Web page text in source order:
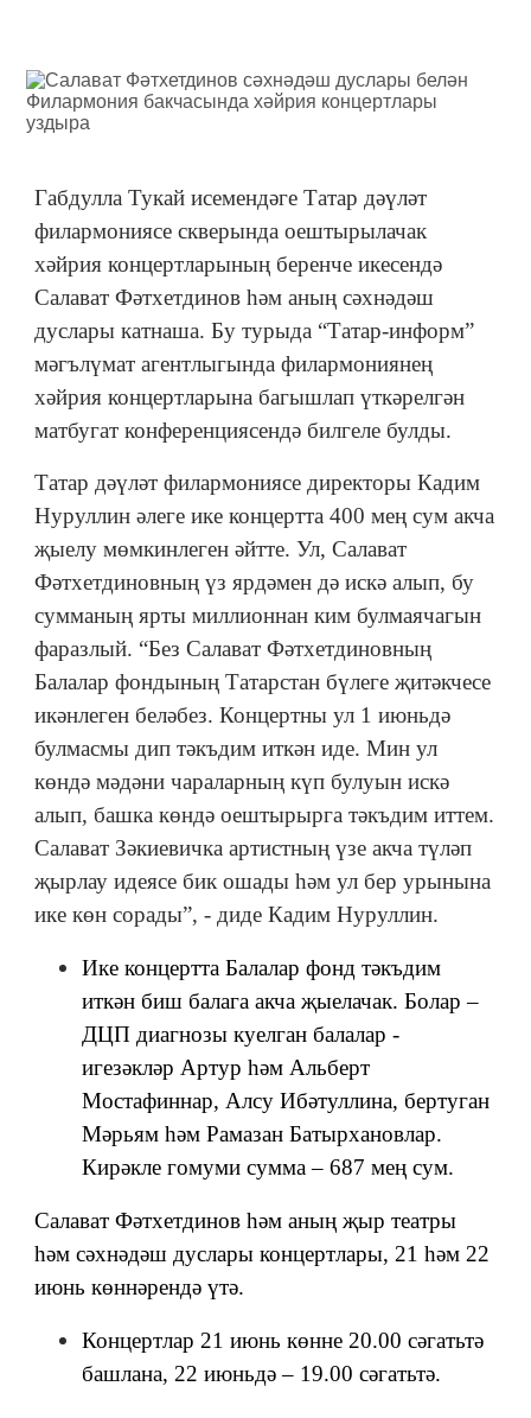
Габдулла Тукай исемендәге Татар дәүләт
филармониясе скверында оештырылачак
хәйрия концертларының беренче икесендә
Салават Фәтхетдинов һәм аның сәхнәдәш
дуслары катнаша. Бу турыда “Татар-информ”
мәгълүмат агентлыгында филармониянең
хәйрия концертларына багышлап үткәрелгән
матбугат конференциясендә билгеле булды.
Татар дәүләт филармониясе директоры Кадим
Нуруллин әлеге ике концертта 400 мең сум акча
җыелу мөмкинлеген әйтте. Ул, Салават
Фәтхетдиновның үз ярдәмен дә искә алып, бу
сумманың ярты миллионнан ким булмаячагын
фаразлый. “Без Салават Фәтхетдиновның
Балалар фондының Татарстан бүлеге җитәкчесе
икәнлеген беләбез. Концертны ул 1 июньдә
булмасмы дип тәкъдим иткән иде. Мин ул
көндә мәдәни чараларның күп булуын искә
алып, башка көндә оештырырга тәкъдим иттем.
Салават Зәкиевичка артистның үзе акча түләп
җырлау идеясе бик ошады һәм ул бер урынына
ике көн сорады”, - диде Кадим Нуруллин.
Ике концертта Балалар фонд тәкъдим
иткән биш балага акча җыелачак. Болар –
ДЦП диагнозы куелган балалар -
игезәкләр Артур һәм Альберт
Мостафиннар, Алсу Ибәтуллина, бертуган
Мәрьям һәм Рамазан Батырхановлар.
Кирәкле гомуми сумма – 687 мең сум.
Салават Фәтхетдинов һәм аның җыр театры
һәм сәхнәдәш дуслары концертлары, 21 һәм 22
июнь көннәрендә үтә.
Концертлар 21 июнь көнне 20.00 сәгатьтә
башлана, 22 июньдә – 19.00 сәгатьтә.